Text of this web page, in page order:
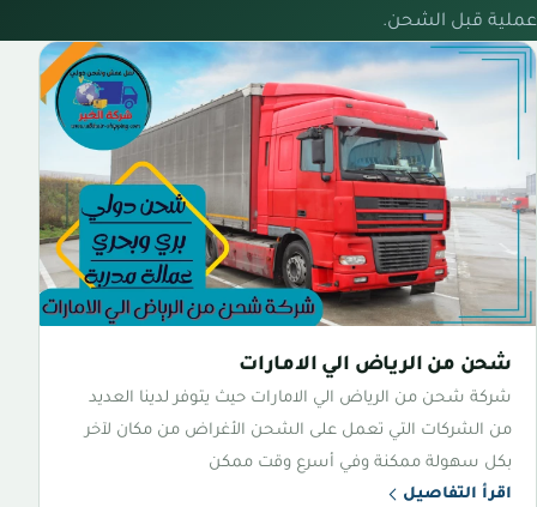
عملية قبل الشحن.
شحن من الرياض الي الامارات
شركة شحن من الرياض الي الامارات حيث يتوفر لدينا العديد
من الشركات التي تعمل على الشحن الأغراض من مكان لآخر
بكل سهولة ممكنة وفي أسرع وقت ممكن
اقرأ التفاصيل